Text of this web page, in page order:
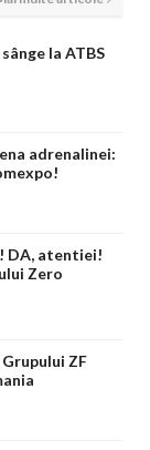
la ATBS
adrenalinei:
DA, atentiei!
Zero
ZF